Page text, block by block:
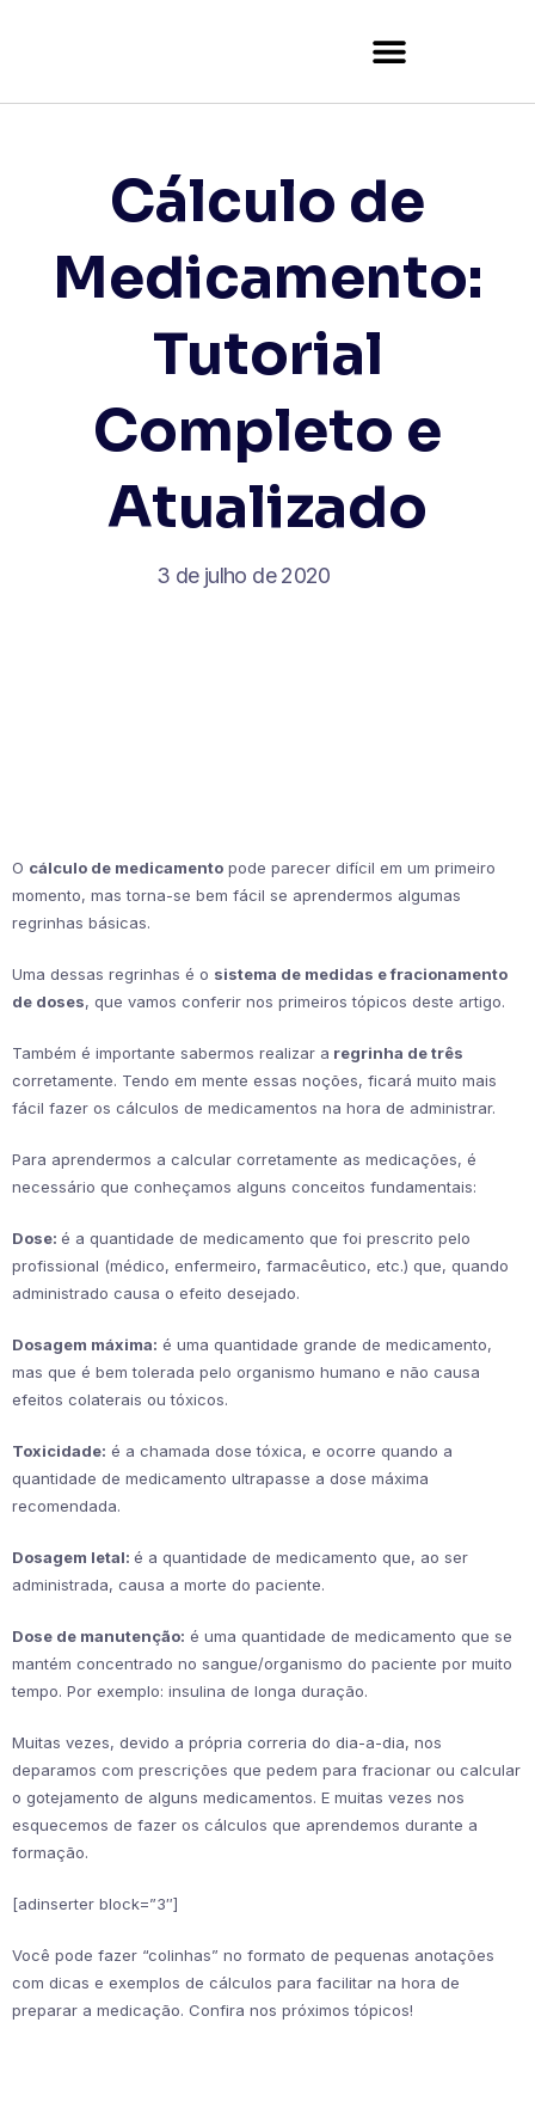
Cálculo de
Medicamento:
Tutorial
Completo e
Atualizado
3 de julho de 2020
O cálculo de medicamento pode parecer difícil em um primeiro
momento, mas torna-se bem fácil se aprendermos algumas
regrinhas básicas.
Uma dessas regrinhas é o sistema de medidas e fracionamento
de doses, que vamos conferir nos primeiros tópicos deste artigo.
Também é importante sabermos realizar a regrinha de três
corretamente. Tendo em mente essas noções, ficará muito mais
fácil fazer os cálculos de medicamentos na hora de administrar.
Para aprendermos a calcular corretamente as medicações, é
necessário que conheçamos alguns conceitos fundamentais:
Dose: é a quantidade de medicamento que foi prescrito pelo
profissional (médico, enfermeiro, farmacêutico, etc.) que, quando
administrado causa o efeito desejado.
Dosagem máxima: é uma quantidade grande de medicamento,
mas que é bem tolerada pelo organismo humano e não causa
efeitos colaterais ou tóxicos.
Toxicidade: é a chamada dose tóxica, e ocorre quando a
quantidade de medicamento ultrapasse a dose máxima
recomendada.
Dosagem letal: é a quantidade de medicamento que, ao ser
administrada, causa a morte do paciente.
Dose de manutenção: é uma quantidade de medicamento que se
mantém concentrado no sangue/organismo do paciente por muito
tempo. Por exemplo: insulina de longa duração.
Muitas vezes, devido a própria correria do dia-a-dia, nos
deparamos com prescrições que pedem para fracionar ou calcular
o gotejamento de alguns medicamentos. E muitas vezes nos
esquecemos de fazer os cálculos que aprendemos durante a
formação.
[adinserter block=”3″]
Você pode fazer “colinhas” no formato de pequenas anotações
com dicas e exemplos de cálculos para facilitar na hora de
preparar a medicação. Confira nos próximos tópicos!